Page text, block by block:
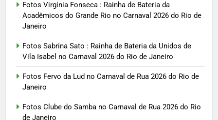
Fotos Virginia Fonseca : Rainha de Bateria da
Acadêmicos do Grande Rio no Carnaval 2026 do Rio de
Janeiro
Fotos Sabrina Sato : Rainha de Bateria da Unidos de
Vila Isabel no Carnaval 2026 do Rio de Janeiro
Fotos Fervo da Lud no Carnaval de Rua 2026 do Rio de
Janeiro
Fotos Clube do Samba no Carnaval de Rua 2026 do Rio
de Janeiro